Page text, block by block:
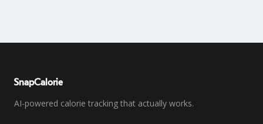
SnapCalorie
AI-powered calorie tracking that actually works.